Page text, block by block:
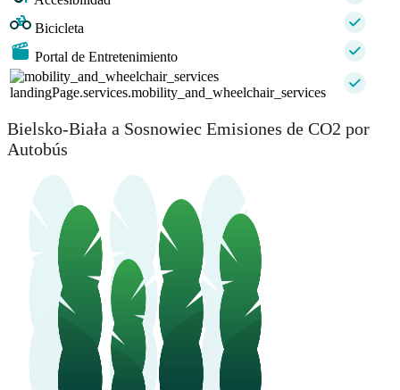
Bicicleta
Portal de Entretenimiento
landingPage.services.mobility_and_wheelchair_services
Bielsko-Biała a Sosnowiec Emisiones de CO2 por
Autobús